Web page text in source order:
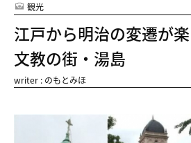
観光
江戸から明治の変遷が楽
文教の街・湯島
writer : のもとみほ